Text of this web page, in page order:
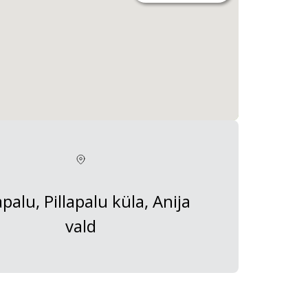
Pillapalu küla, Anija
vald